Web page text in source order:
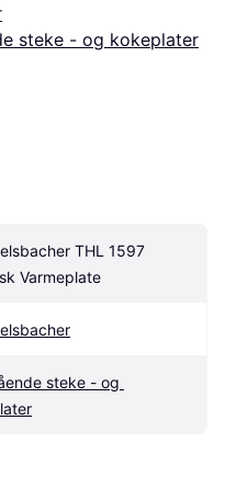
steke - og kokeplater
THL 1597
Varmeplate
steke - og